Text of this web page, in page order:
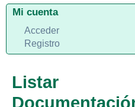
Listar
Mi cuenta
Acceder
Registro